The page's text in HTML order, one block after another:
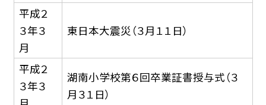
平成２
３年３
月
東日本大震災（３月１１日）
平成２
３年３
湖南小学校第６回卒業証書授与式（３
月３１日）